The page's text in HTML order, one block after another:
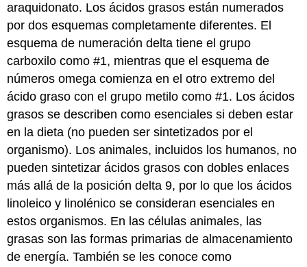
araquidonato. Los ácidos grasos están numerados
por dos esquemas completamente diferentes. El
esquema de numeración delta tiene el grupo
carboxilo como #1, mientras que el esquema de
números omega comienza en el otro extremo del
ácido graso con el grupo metilo como #1. Los ácidos
grasos se describen como esenciales si deben estar
en la dieta (no pueden ser sintetizados por el
organismo). Los animales, incluidos los humanos, no
pueden sintetizar ácidos grasos con dobles enlaces
más allá de la posición delta 9, por lo que los ácidos
linoleico y linolénico se consideran esenciales en
estos organismos. En las células animales, las
grasas son las formas primarias de almacenamiento
de energía. También se les conoce como